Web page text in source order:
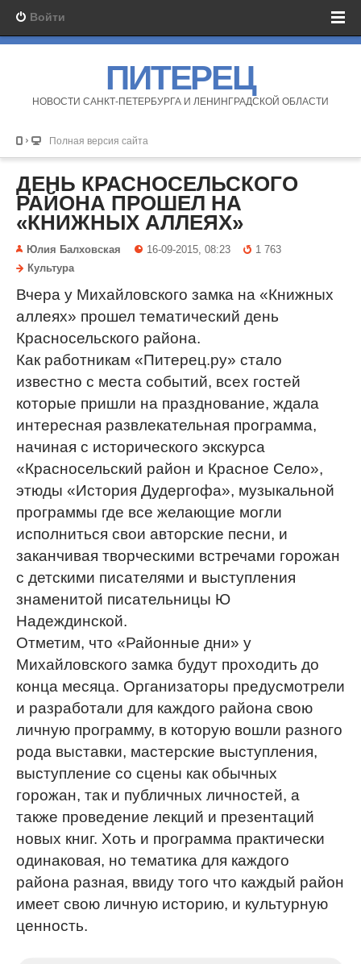
Войти
ПИТЕРЕЦ
НОВОСТИ САНКТ-ПЕТЕРБУРГА И ЛЕНИНГРАДСКОЙ ОБЛАСТИ
Полная версия сайта
ДЕНЬ КРАСНОСЕЛЬСКОГО
РАЙОНА ПРОШЕЛ НА
«КНИЖНЫХ АЛЛЕЯХ»
Юлия Балховская 16-09-2015, 08:23
1 763
Культура
Вчера у Михайловского замка на «Книжных
аллеях» прошел тематический день
Красносельского района.
Как работникам «Питерец.ру» стало
известно с места событий, всех гостей
которые пришли на празднование, ждала
интересная развлекательная программа,
начиная c исторического экскурса
«Красносельский район и Красное Село»,
этюды «История Дудергофа», музыкальной
программы где все желающие могли
исполниться свои авторские песни, и
заканчивая творческими встречами горожан
с детскими писателями и выступления
знаменитой писательницы Ю
Надеждинской.
Отметим, что «Районные дни» у
Михайловского замка будут проходить до
конца месяца. Организаторы предусмотрели
и разработали для каждого района свою
личную программу, в которую вошли разного
рода выставки, мастерские выступления,
выступление со сцены как обычных
горожан, так и публичных личностей, а
также проведение лекций и презентаций
новых книг. Хоть и программа практически
одинаковая, но тематика для каждого
района разная, ввиду того что каждый район
имеет свою личную историю, и культурную
ценность.